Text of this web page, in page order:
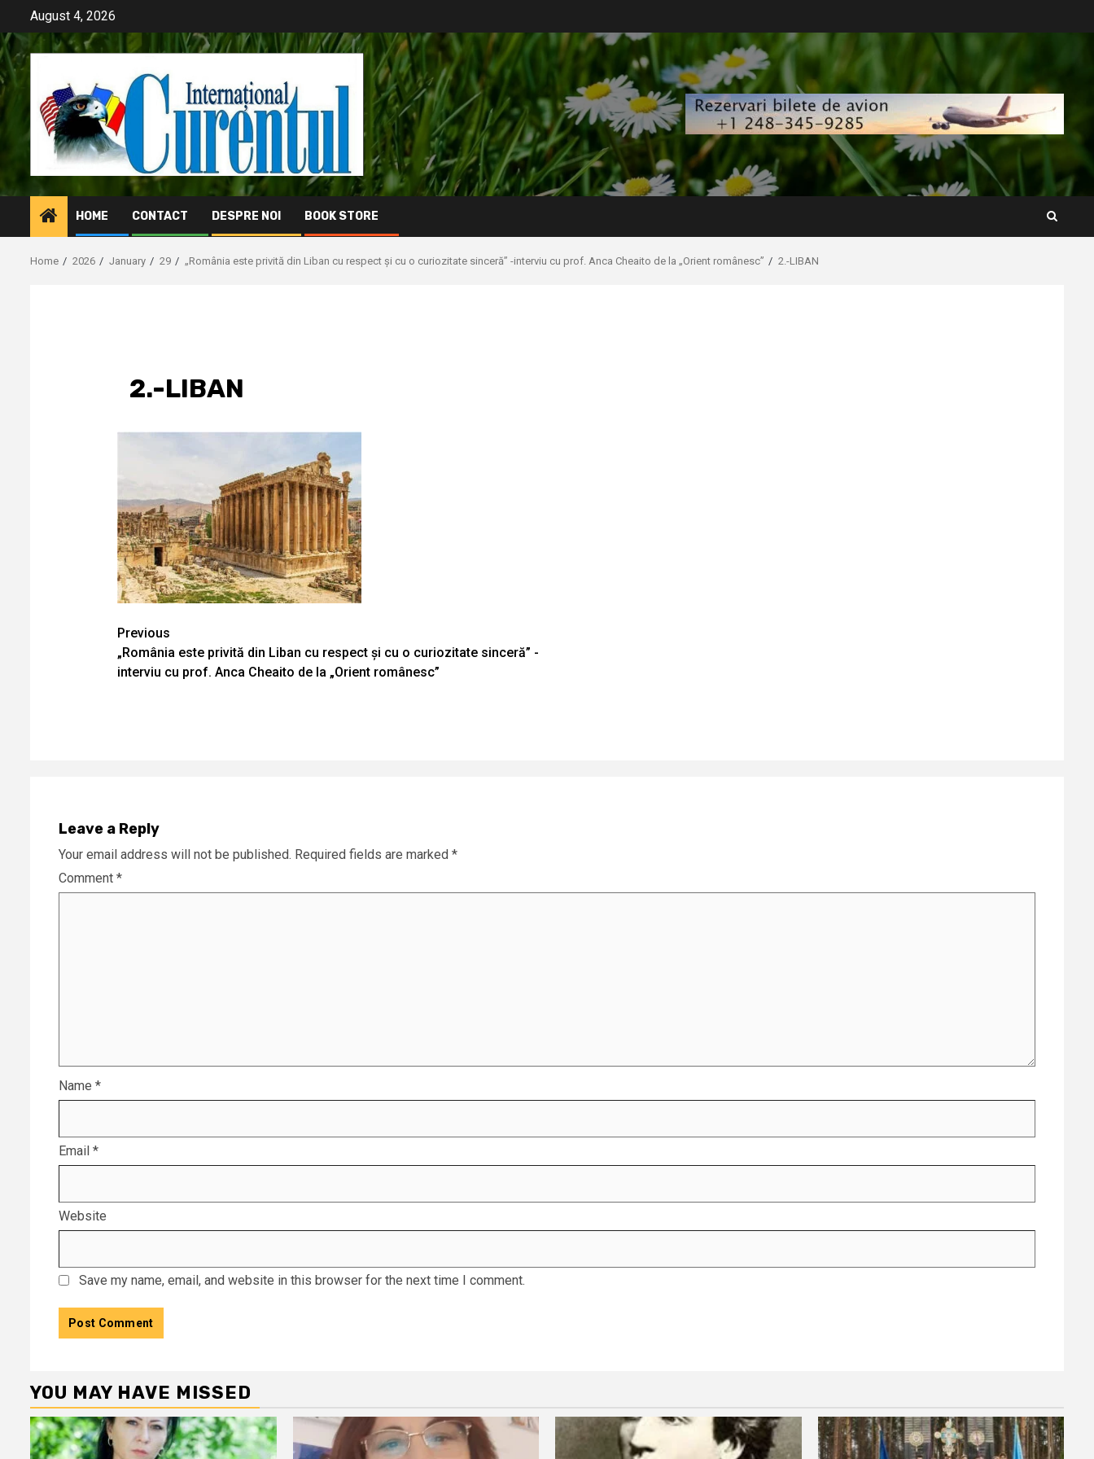
content
August 4, 2026
HOME CONTACT DESPRE NOI BOOK STORE
Home 2026 January 29 „România este privită din Liban cu respect și cu o curiozitate sinceră” -interviu cu prof. Anca Cheaito de la „Orient românesc” 2.-LIBAN
2.-LIBAN
Continue
Reading
Previous
„România este privită din Liban cu respect și cu o curiozitate sinceră” -
interviu cu prof. Anca Cheaito de la „Orient românesc”
Leave a Reply
Your email address will not be published. Required fields are marked *
Comment *
Name *
Email *
Website
Save my name, email, and website in this browser for the next time I comment.
YOU MAY HAVE MISSED